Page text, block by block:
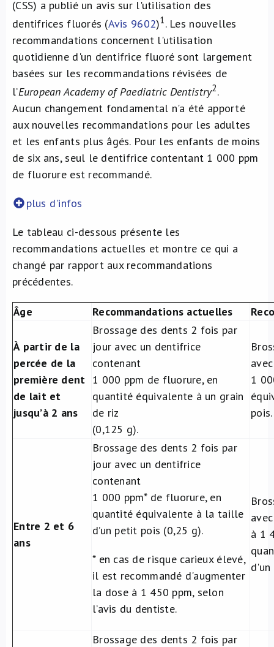
(CSS) a publié un avis sur l'utilisation des
dentifrices fluorés (Avis 9602)1. Les nouvelles
recommandations concernent l'utilisation
quotidienne d'un dentifrice fluoré sont largement
basées sur les recommandations révisées de
l’European Academy of Paediatric Dentistry2.
Aucun changement fondamental n'a été apporté
aux nouvelles recommandations pour les adultes
et les enfants plus âgés. Pour les enfants de moins
de six ans, seul le dentifrice contentant 1 000 ppm
de fluorure est recommandé.
plus d'infos
Le tableau ci-dessous présente les
recommandations actuelles et montre ce qui a
changé par rapport aux recommandations
précédentes.
Âge Recommandations actuelles
À partir de la
percée de la
première dent
de lait et
jusqu’à 2 ans
Brossage des dents 2 fois par
jour avec un dentifrice
contenant
1 000 ppm de fluorure, en
quantité équivalente à un grain
de riz
(0,125 g).
1
pois.
Entre 2 et 6
ans
Brossage des dents 2 fois par
jour avec un dentifrice
contenant
1 000 ppm* de fluorure, en
quantité équivalente à la taille
d’un petit pois (0,25 g).
* en cas de risque carieux élevé,
il est recommandé d'augmenter
la dose à 1 450 ppm, selon
l’avis du dentiste.
à 1
Brossage des dents 2 fois par